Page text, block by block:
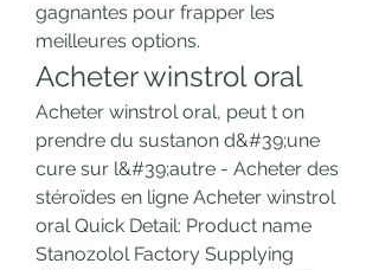
gagnantes pour frapper les
meilleures options.
Acheter winstrol oral
Acheter winstrol oral, peut t on
prendre du sustanon d&#39;une
cure sur l&#39;autre - Acheter des
stéroïdes en ligne Acheter winstrol
oral Quick Detail: Product name
Stanozolol Factory Supplying